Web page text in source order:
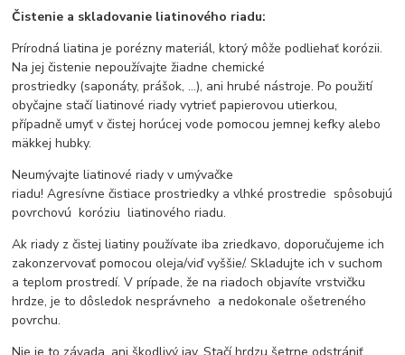
Čistenie a skladovanie liatinového riadu:
Prírodná liatina je porézny materiál, ktorý môže podliehať korózii.
Na jej čistenie nepoužívajte žiadne chemické
prostriedky (saponáty, prášok, ...), ani hrubé nástroje. Po použití
obyčajne stačí liatinové riady vytrieť papierovou utierkou,
případně umyť v čistej horúcej vode pomocou jemnej kefky alebo
mäkkej hubky.
Neumývajte liatinové riady v umývačke
riadu! Agresívne čistiace prostriedky a vlhké prostredie spôsobujú
povrchovú koróziu liatinového riadu.
Ak riady z čistej liatiny používate iba zriedkavo, doporučujeme ich
zakonzervovať pomocou oleja/viď vyššie/. Skladujte ich v suchom
a teplom prostredí. V prípade, že na riadoch objavíte vrstvičku
hrdze, je to dôsledok nesprávneho a nedokonale ošetreného
povrchu.